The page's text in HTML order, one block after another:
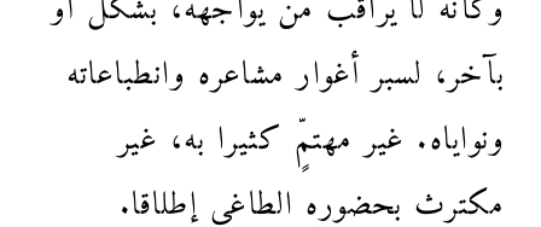
بآخر، لسبر أغوار مشاعره وانطباعاته
ونواياه. غير مهتمٍّ كثيرا به، غير
مكترثٍ بحضورهِ الطاغي إطلاقا.